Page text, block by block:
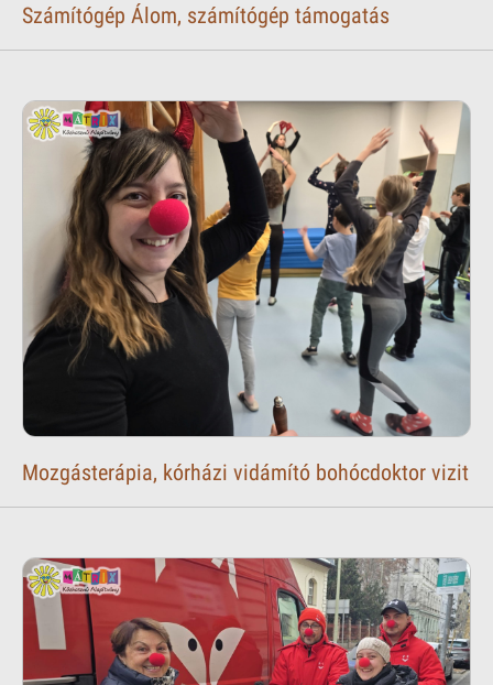
Számítógép Álom, számítógép támogatás
Mozgásterápia, kórházi vidámító bohócdoktor vizit